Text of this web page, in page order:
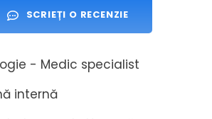
SCRIEȚI O RECENZIE
- Medic specialist
internă